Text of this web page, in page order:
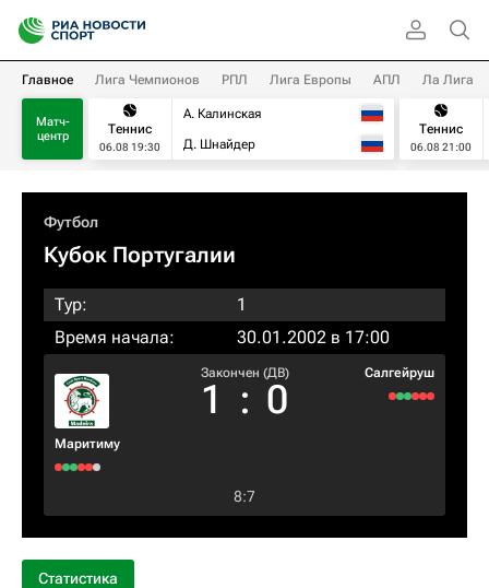
Главное Лига Чемпионов РПЛ Лига Европы АПЛ Ла Лига
Матч-
центр
Теннис
06.08 19:30
А. Калинская
Д. Шнайдер
Теннис
06.08 21:00
Футбол
Кубок Португалии
Тур:
1
Время начала:
30.01.2002 в 17:00
Маритиму
Закончен (ДВ)
1 : 0
Салгейруш
8:7
Статистика